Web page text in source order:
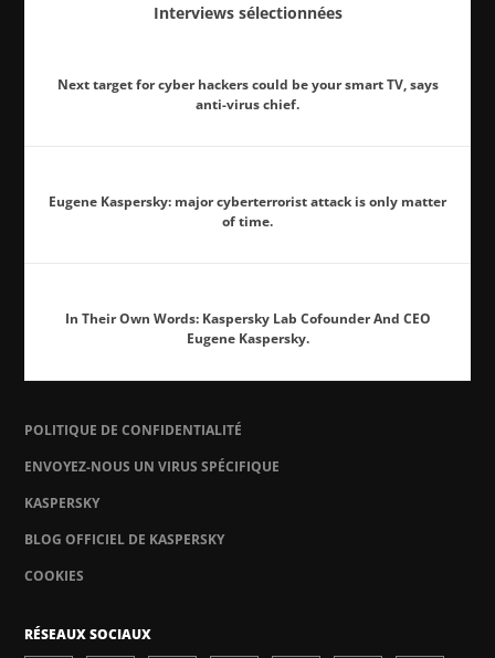
Interviews sélectionnées
Next target for cyber hackers could be your smart TV, says
anti-virus chief.
Eugene Kaspersky: major cyberterrorist attack is only matter
of time.
In Their Own Words: Kaspersky Lab Cofounder And CEO
Eugene Kaspersky.
POLITIQUE DE CONFIDENTIALITÉ
ENVOYEZ-NOUS UN VIRUS SPÉCIFIQUE
KASPERSKY
BLOG OFFICIEL DE KASPERSKY
COOKIES
RÉSEAUX SOCIAUX